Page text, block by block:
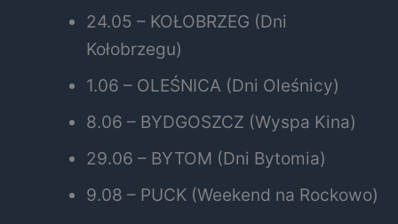
24.05 – KOŁOBRZEG (Dni
Kołobrzegu)
1.06 – OLEŚNICA (Dni Oleśnicy)
8.06 – BYDGOSZCZ (Wyspa Kina)
29.06 – BYTOM (Dni Bytomia)
9.08 – PUCK (Weekend na Rockowo)